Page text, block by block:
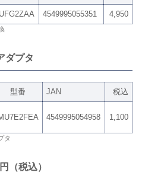
4549995055351 4,950
ダプタ
型番 JAN 税込
4549995054958 1,100
タ
（税込）